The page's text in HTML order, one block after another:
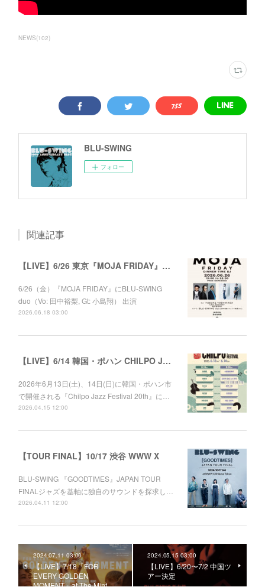
NEWS(102)
BLU-SWING
フォロー
関連記事
【LIVE】6/26 東京『MOJA FRIDAY』出演
6/26（金）『MOJA FRIDAY』にBLU-SWING
duo（Vo: 田中裕梨, Gt: 小島翔） 出演
2026.06.18 03:00
【LIVE】6/14 韓国・ポハン CHILPO JAZZ FESTIVAL 20th
2026年6月13日(土)、14日(日)に韓国・ポハン市
で開催される『Chilpo Jazz Festival 20th』に…
2026.04.15 12:00
【TOUR FINAL】10/17 渋谷 WWW X
BLU-SWING 『GOODTIMES』JAPAN TOUR
FINALジャズを基軸に独自のサウンドを探求し…
2026.04.11 12:00
2024.07.11 03:00
【LIVE】7/18「FOR
EVERY GOLDEN
MOMENT」at The Mint …
2024.05.15 03:00
【LIVE】6/20〜7/2 中国ツ
アー決定